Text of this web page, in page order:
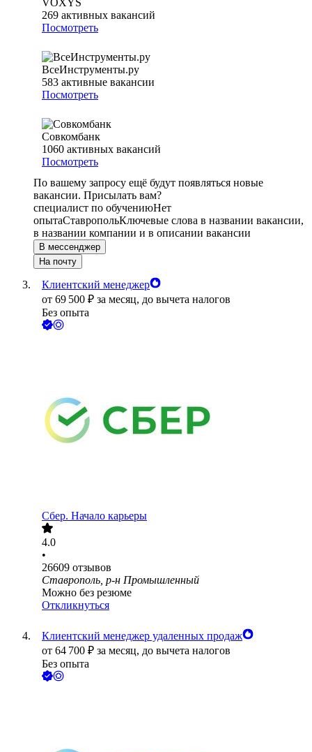
VOXYS
269 активных вакансий
Посмотреть
ВсеИнструменты.ру
583 активные вакансии
Посмотреть
Совкомбанк
1060 активных вакансий
Посмотреть
По вашему запросу ещё будут появляться новые
вакансии. Присылать вам?
специалист по обучениюНет
опытаСтавропольКлючевые слова в названии вакансии,
в названии компании и в описании вакансии
В мессенджер
На почту
Клиентский менеджер
от 69 500 ₽ за месяц, до вычета налогов
Без опыта
Сбер. Начало карьеры
4.0
•
26609 отзывов
Ставрополь, р-н Промышленный
Можно без резюме
Откликнуться
Клиентский менеджер удаленных продаж
от 64 700 ₽ за месяц, до вычета налогов
Без опыта